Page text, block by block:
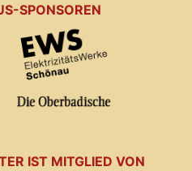
SPONSOREN
IST MITGLIED VON